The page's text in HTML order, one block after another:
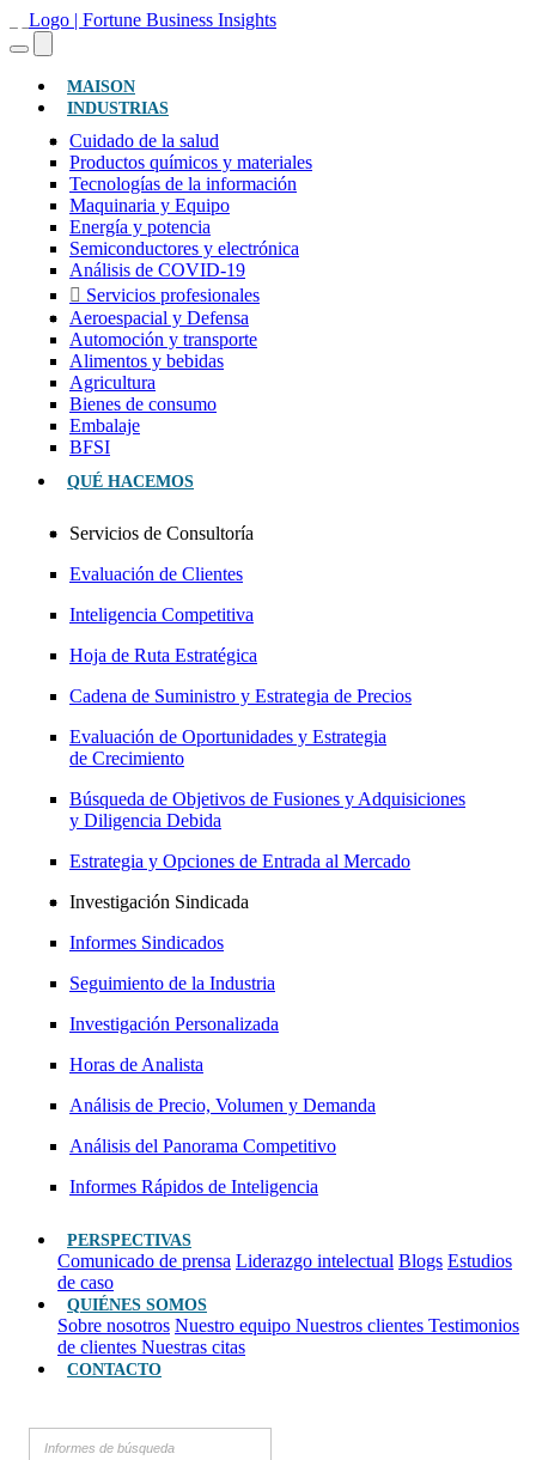
MAISON(ACTUAL)
INDUSTRIAS
Cuidado de la salud
Productos químicos y materiales
Tecnologías de la información
Maquinaria y Equipo
Energía y potencia
Semiconductores y electrónica
Análisis de COVID-19
Servicios profesionales
Aeroespacial y Defensa
Automoción y transporte
Alimentos y bebidas
Agricultura
Bienes de consumo
Embalaje
BFSI
QUÉ HACEMOS
Servicios de Consultoría
Evaluación de Clientes
Inteligencia Competitiva
Hoja de Ruta Estratégica
Cadena de Suministro y Estrategia de Precios
Evaluación de Oportunidades y Estrategia
de Crecimiento
Búsqueda de Objetivos de Fusiones y Adquisiciones
y Diligencia Debida
Estrategia y Opciones de Entrada al Mercado
Investigación Sindicada
Informes Sindicados
Seguimiento de la Industria
Investigación Personalizada
Horas de Analista
Análisis de Precio, Volumen y Demanda
Análisis del Panorama Competitivo
Informes Rápidos de Inteligencia
PERSPECTIVAS
Comunicado de prensa Liderazgo intelectual Blogs Estudios
de caso
QUIÉNES SOMOS
Sobre nosotros Nuestro equipo Nuestros clientes Testimonios
de clientes Nuestras citas
CONTACTO